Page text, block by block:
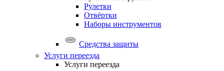
Рулетки
Отвёртки
Наборы инструментов
Средства защиты
Услуги переезда
Услуги переезда